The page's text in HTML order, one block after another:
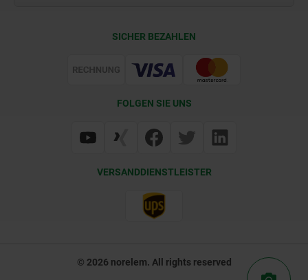
Web Support
SICHER BEZAHLEN
FOLGEN SIE UNS
VERSANDDIENSTLEISTER
© 2026 norelem. All rights reserved